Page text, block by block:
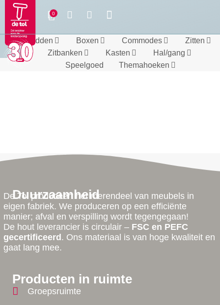
Bedden Boxen Commodes
Zitten
Zitbanken
Kasten
Hal/gang
Speelgoed
Themahoeken
Producten in ruimte
Groepsruimte
Duurzaamheid
De Tol produceert het merendeel van meubels in
eigen fabriek. We produceren op een efficiënte
manier; afval en verspilling wordt tegengegaan!
De hout leverancier is circulair – FSC en PEFC
gecertificeerd . Ons materiaal is van hoge kwaliteit en
gaat lang mee.